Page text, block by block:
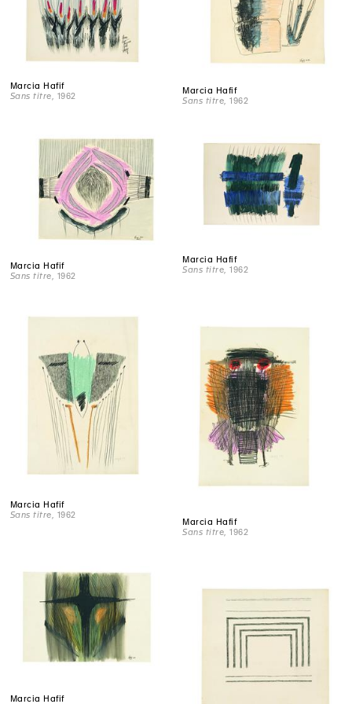
Marcia Hafif
Sans titre , 1962
Marcia Hafif
Sans titre , 1962
Marcia Hafif
Sans titre , 1962
Marcia Hafif
Sans titre , 1962
Marcia Hafif
Sans titre, 1962
Marcia Hafif
Sans titre , 1962
Marcia Hafif